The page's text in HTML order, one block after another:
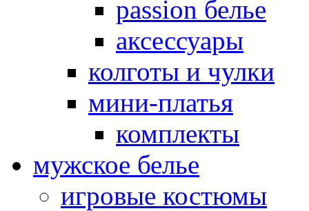
passion белье
аксессуары
колготы и чулки
мини-платья
комплекты
мужское белье
игровые костюмы